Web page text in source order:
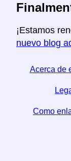
¡Estamos
nuevo blog
Acerca de
Como